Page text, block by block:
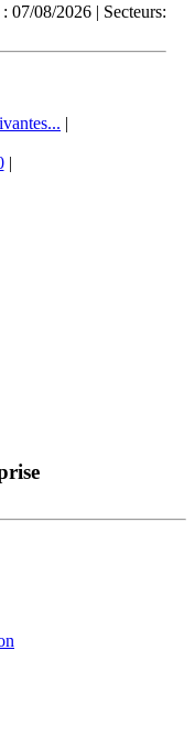
07/08/2026 | Secteurs:
|
|